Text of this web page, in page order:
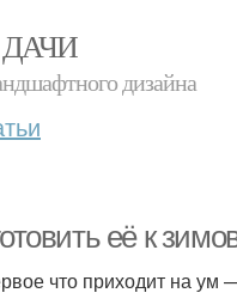
дизайна
её к
что приходит на